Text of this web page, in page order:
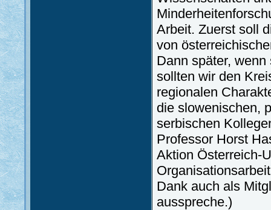
Arbeit. Zuerst soll
von
Dann später,
sollten wir den
regionalen
die slowenischen,
serbischen
Professor Horst
Aktion Österreich-
Dank auch als
ausspreche.)